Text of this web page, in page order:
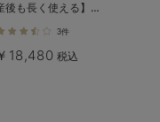
後も長く使える】
3件
18,480 税込